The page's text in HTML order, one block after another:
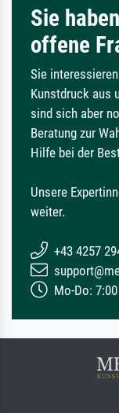
Sie
offene
Sie
Kunstdruck aus
sind sich aber
Beratung zur
Hilfe bei der
Unsere
weiter.
+43 4257
Mo-Do: